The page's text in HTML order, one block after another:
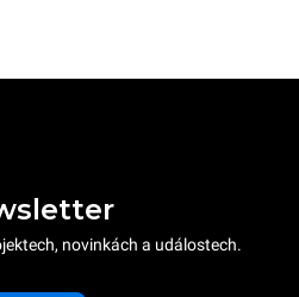
novinkách a událostech.